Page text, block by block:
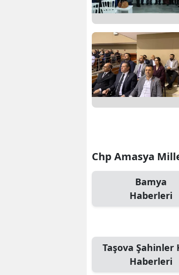
Chp Amasya
Bamya
Haberleri
Taşova Şahinler
Haberleri